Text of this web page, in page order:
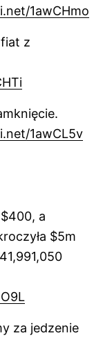
1awCHmo
z
1awCL5v
a
$5m
za jedzenie